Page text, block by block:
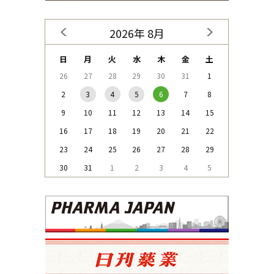
2026年 8月
日 月 火 水 木 金 土
26 27 28 29 30 31
1
2
3 4 5 6 7
8
9
10 11 12 13 14
15
16
17 18 19 20 21
22
23
24 25 26 27 28
29
30
31 1 2 3 4 5